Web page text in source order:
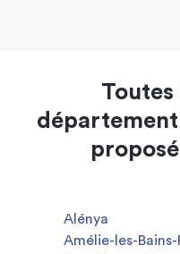
Toutes
département
Alénya
Amélie-les-Bains-